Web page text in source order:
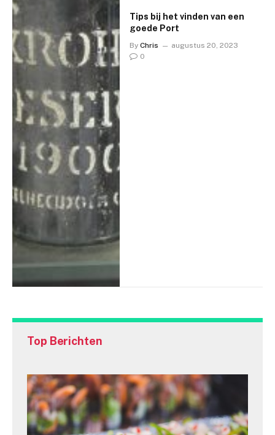
Tips bij het vinden van een
goede Port
By Chris
augustus 20, 2023
0
Top Berichten